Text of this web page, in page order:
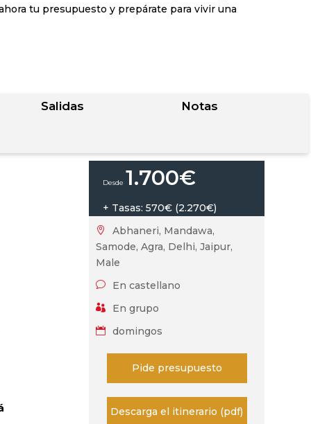
tu presupuesto y prepárate para vivir una
Salidas Notas
1.700€
+ Tasas: 570€ (2.270€)

Abhaneri, Mandawa,
Samode, Agra, Delhi, Jaipur,
Male
v En castellano
 En grupo
 domingos
Pide presupuesto
Descarga el itinerario (pdf)